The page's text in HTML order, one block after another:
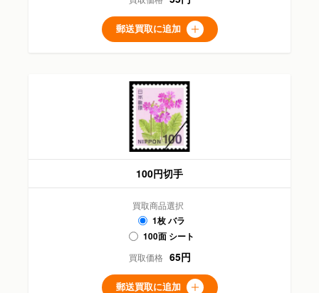
郵送買取に追加
100円切手
買取商品選択
1枚 バラ
100面 シート
買取価格 65円
郵送買取に追加